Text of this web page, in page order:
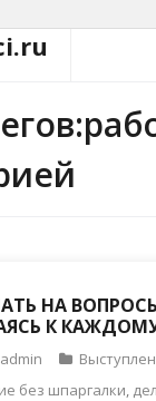
НА
К
admin
без шпаргалки,